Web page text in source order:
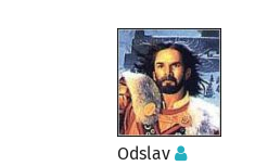
Odslav